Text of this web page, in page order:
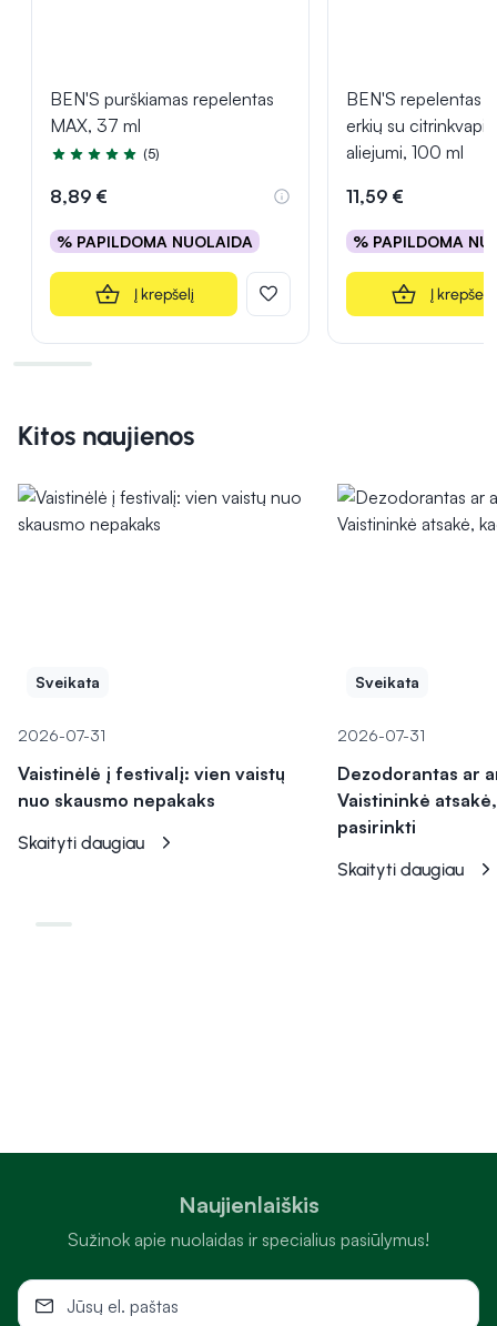
BEN'S purškiamas repelentas
MAX, 37 ml
Įvertinimas 5.0 iš 5
(5)
8,89 €
% PAPILDOMA NUOLAIDA
Į krepšelį
BEN'S repelentas
erkių su
aliejumi, 100 ml
11,59 €
% PAPILDOMA
Į krepšelį
Kitos naujienos
Sveikata
2026-07-31
Vaistinėlė į festivalį: vien vaistų
nuo skausmo nepakaks
Skaityti daugiau
Sveikata
2026-07-31
Dezodorantas ar
Vaistininkė
pasirinkti
Skaityti daugiau
Naujienlaiškis
Sužinok apie nuolaidas ir specialius pasiūlymus!